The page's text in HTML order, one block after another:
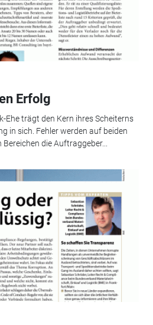
Erfolg
Ehe trägt den Kern ihres Scheiterns
in sich. Fehler werden auf beiden
die Auftraggeber...